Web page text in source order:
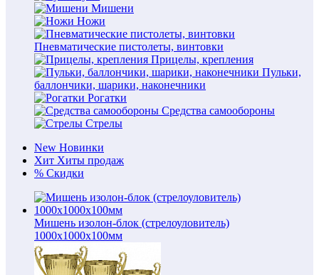
Мишени
Ножи
Пневматические пистолеты, винтовки
Прицелы, крепления
Пульки,
баллончики, шарики, наконечники
Рогатки
Средства самообороны
Стрелы
New Новинки
Хит Хиты продаж
% Скидки
Мишень изолон-блок (стрелоуловитель)
1000х1000х100мм